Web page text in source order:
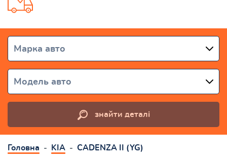
Марка авто
Модель авто
знайти деталі
Головна KIA CADENZA II (YG)